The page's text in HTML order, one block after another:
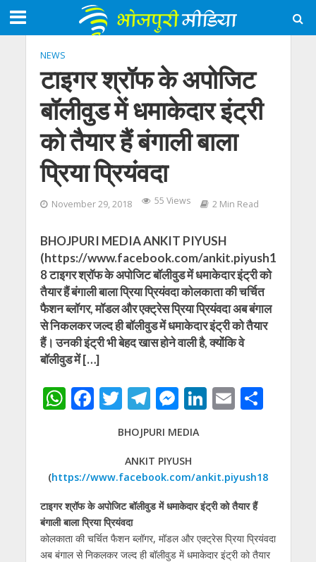
NEWS
टाइगर श्रॉफ के अपोजिट
बॉलीवुड में धमाकेदार इंट्री
को तैयार हैं बंगाली बाला
प्रिया प्रियंवदा
November 29, 2018 55 Views 2 Min Read
BHOJPURI MEDIA ANKIT PIYUSH
(https://www.facebook.com/ankit.piyush1
8 टाइगर श्रॉफ के अपोजिट बॉलीवुड में धमाकेदार इंट्री को
तैयार हैं बंगाली बाला प्रिया प्रियंवदा कोलकाता की चर्चित
फैशन ब्लॉगर, मॉडल और एक्ट्रेस प्रिया प्रियंवदा अब बंगाल
से निकलकर जल्‍द ही बॉलीवुड में धमाकेदार इंट्री को तैयार
हैं। उनकी इंट्री भी बेहद खास होने वाली है, क्‍योंकि वे
बॉलीवुड में […]
W
s
A
p
p
F
o
o
k
T
w
itt
er
T
el
e
gr
a
m
M
e
ss
e
n
g
er
Li
e
dI
n
E S
e
BHOJPURI MEDIA
ANKIT PIYUSH
(https://www.facebook.com/ankit.piyush18
टाइगर श्रॉफ के अपोजिट बॉलीवुड में धमाकेदार इंट्री को तैयार हैं
बंगाली बाला प्रिया प्रियंवदा
कोलकाता की चर्चित फैशन ब्लॉगर, मॉडल और एक्ट्रेस प्रिया प्रियंवदा
अब बंगाल से निकलकर जल्‍द ही बॉलीवुड में धमाकेदार इंट्री को तैयार